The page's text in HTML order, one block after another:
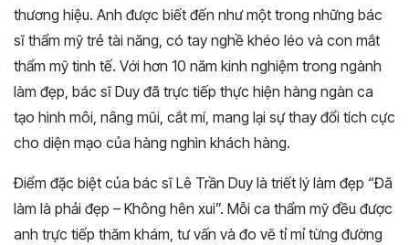
thương hiệu. Anh được biết đến như một trong những bác
sĩ thẩm mỹ trẻ tài năng, có tay nghề khéo léo và con mắt
thẩm mỹ tinh tế. Với hơn 10 năm kinh nghiệm trong ngành
làm đẹp, bác sĩ Duy đã trực tiếp thực hiện hàng ngàn ca
tạo hình môi, nâng mũi, cắt mí, mang lại sự thay đổi tích cực
cho diện mạo của hàng nghìn khách hàng.
Điểm đặc biệt của bác sĩ Lê Trần Duy là triết lý làm đẹp “Đã
làm là phải đẹp – Không hên xui”. Mỗi ca thẩm mỹ đều được
anh trực tiếp thăm khám, tư vấn và đo vẽ tỉ mỉ từng đường